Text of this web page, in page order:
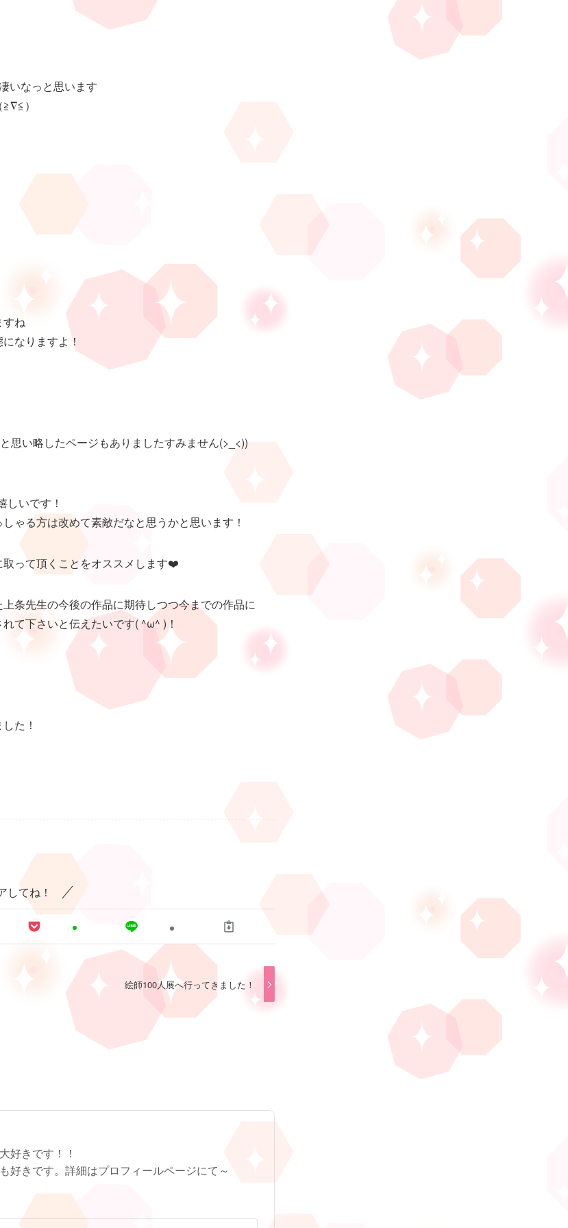
いなっと思います
）
すね
なりますよ！
思い略したページもありましたすみません(>_<))
いです！
ゃる方は改めて素敵だなと思うかと思います！
って頂くことをオススメします❤️
条先生の今後の作品に期待しつつ今までの作品に
て下さいと伝えたいです( ^ω^ )！
た！
してね！
絵師100人展へ行ってきました！
好きです！！
好きです。詳細はプロフィールページにて～